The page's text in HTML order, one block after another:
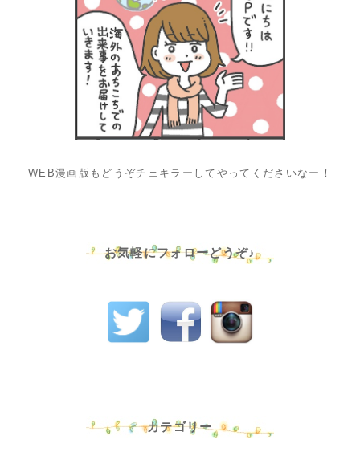
WEB漫画版もどうぞチェキラーしてやってくださいなー！
お気軽にフォローどうぞ♪
カテゴリー